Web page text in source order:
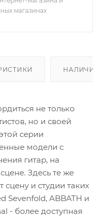
магазинах
НАЛИЧИЕ
не только
но и своей
серии
модели с
гитар, на
Здесь те же
и студии таких
Sevenfold, ABBATH и
- более доступная